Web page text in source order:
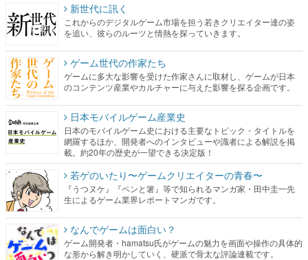
新世代に訊く
これからのデジタルゲーム市場を担う若きクリエイター達の姿
を追い、彼らのルーツと情熱を探っていきます。
ゲーム世代の作家たち
ゲームに多大な影響を受けた作家さんに取材し、ゲームが日本
のコンテンツ産業やカルチャーに与えた影響を探る企画です。
日本モバイルゲーム産業史
日本のモバイルゲーム史における主要なトピック・タイトルを
網羅するほか、開発者へのインタビューや識者による解説を掲
載。約20年の歴史が一望できる決定版！
若ゲのいたり〜ゲームクリエイターの青春〜
『うつヌケ』『ペンと箸』等で知られるマンガ家・田中圭一先
生によるゲーム業界レポートマンガです。
なんでゲームは面白い？
ゲーム開発者・hamatsu氏がゲームの魅力を画面や操作の具体的
な形から解き明かしていく、硬派で骨太な評論連載です。